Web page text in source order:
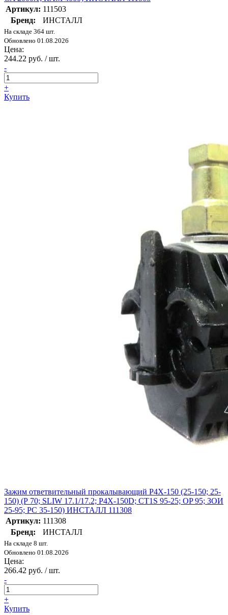
Артикул: 111503
Бренд:
ИНСТАЛЛ
На складе 364 шт.
Обновлено 01.08.2026
Цена:
244.22 руб. / шт.
-
+
Купить
Зажим ответвительный прокалывающий P4X-150 (25-150; 25-
150) (Р 70; SLIW 17.1/17.2; P4X-150D; CT1S 95-25; OP 95; ЗОИ
25-95; PC 35-150) ИНСТАЛЛ 111308
Артикул: 111308
Бренд:
ИНСТАЛЛ
На складе 8 шт.
Обновлено 01.08.2026
Цена:
266.42 руб. / шт.
-
+
Купить